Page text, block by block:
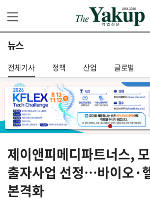
뉴스
전체기사 정책 산업 글로벌
제이앤피메디파트너스,
출자사업 선정…바이오·
본격화